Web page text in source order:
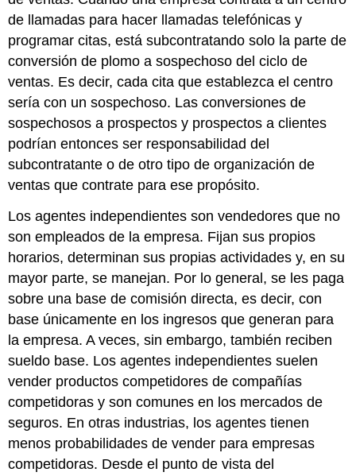
de llamadas para hacer llamadas telefónicas y
programar citas, está subcontratando solo la parte de
conversión de plomo a sospechoso del ciclo de
ventas. Es decir, cada cita que establezca el centro
sería con un sospechoso. Las conversiones de
sospechosos a prospectos y prospectos a clientes
podrían entonces ser responsabilidad del
subcontratante o de otro tipo de organización de
ventas que contrate para ese propósito.
Los agentes independientes son vendedores que no
son empleados de la empresa. Fijan sus propios
horarios, determinan sus propias actividades y, en su
mayor parte, se manejan. Por lo general, se les paga
sobre una base de comisión directa, es decir, con
base únicamente en los ingresos que generan para
la empresa. A veces, sin embargo, también reciben
sueldo base. Los agentes independientes suelen
vender productos competidores de compañías
competidoras y son comunes en los mercados de
seguros. En otras industrias, los agentes tienen
menos probabilidades de vender para empresas
competidoras. Desde el punto de vista del